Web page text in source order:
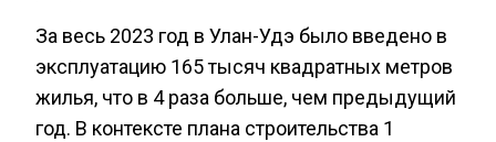
За весь 2023 год в Улан-Удэ было введено в
эксплуатацию 165 тысяч квадратных метров
жилья, что в 4 раза больше, чем предыдущий
год. В контексте плана строительства 1